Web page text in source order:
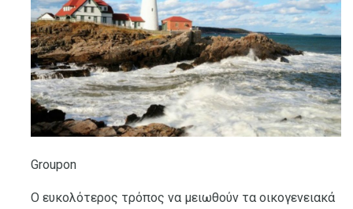
Groupon
Ο ευκολότερος τρόπος να μειωθούν τα οικογενειακά